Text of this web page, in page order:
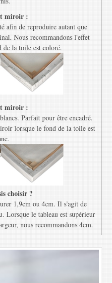
miroir :
afin de reproduire autant que
Nous recommandons l'effet
la toile est coloré.
miroir :
Parfait pour être encadré.
lorsque le fond de la toile est
choisir ?
1,9cm ou 4cm. Il s'agit de
Lorsque le tableau est supérieur
nous recommandons 4cm.